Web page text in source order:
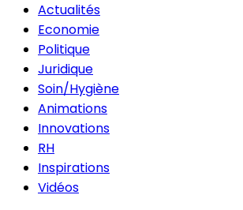
Actualités
Economie
Politique
Juridique
Soin/Hygiène
Animations
Innovations
RH
Inspirations
Vidéos